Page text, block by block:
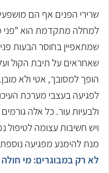
שרירי הפנים אף הם
שמתאפיין בחוסר הבעות
שאחראים על תיבת הקול
הופך למסובך, אטי ולא
לפגיעה בעצבי מערכת
ולבעיות עור. כל אלה
ויש חשיבות עצומה לטיפול
מנת להימנע מפגיעה
לא רק במבוגרים: מי חולה